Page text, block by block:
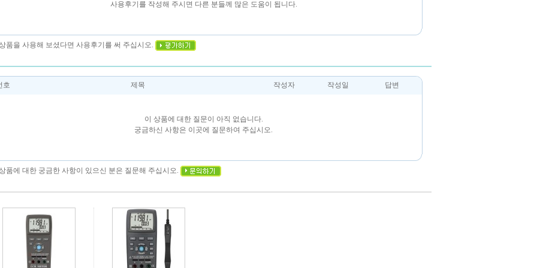
사용후기를 작성해 주시면 다른 분들께 많은 도움이 됩니다.
품을 사용해 보셨다면 사용후기를 써 주십시오.
호 제목 작성자 작성일 답변
이 상품에 대한 질문이 아직 없습니다.
궁금하신 사항은 이곳에 질문하여 주십시오.
품에 대한 궁금한 사항이 있으신 분은 질문해 주십시오.